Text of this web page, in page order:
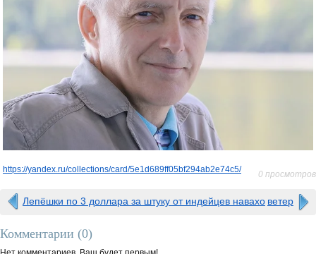
https://yandex.ru/collections/card/5e1d689ff05bf294ab2e74c5/ 0 просмотров
Лепёшки по 3 доллара за штуку от индейцев навахо ветер
Комментарии (0)